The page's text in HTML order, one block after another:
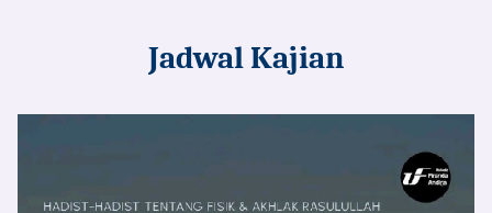
Jadwal Kajian